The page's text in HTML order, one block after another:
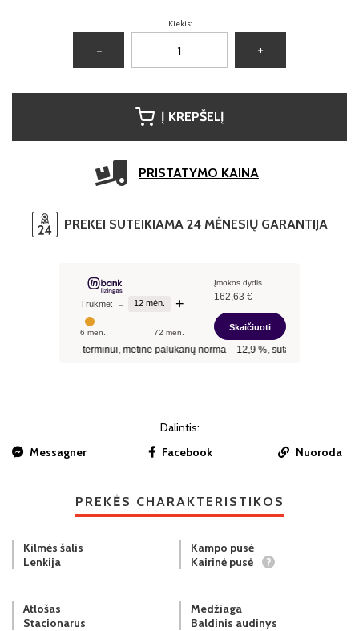
Kiekis:
− +
Į KREPŠELĮ
PRISTATYMO KAINA
PREKEI SUTEIKIAMA 24 MĖNESIŲ GARANTIJA
Dalintis:
Messagner
Facebook Nuoroda
PREKĖS CHARAKTERISTIKOS
Kilmės šalis
Lenkija
Kampo pusė
Kairinė pusė
?
Atlošas
Stacionarus
Medžiaga
Baldinis audinys